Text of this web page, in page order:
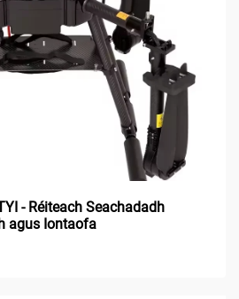
- Réiteach Seachadadh
agus Iontaofa